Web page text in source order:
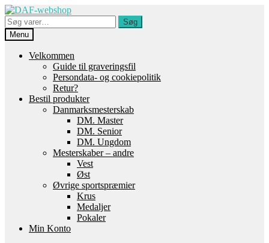
Spring
til
navigation
Spring
til
indhold
Søg
efter:
Søg
Menu
Velkommen
Guide til graveringsfil
Persondata- og cookiepolitik
Retur?
Bestil produkter
Danmarksmesterskab
DM. Master
DM. Senior
DM. Ungdom
Mesterskaber – andre
Vest
Øst
Øvrige sportspræmier
Krus
Medaljer
Pokaler
Min Konto